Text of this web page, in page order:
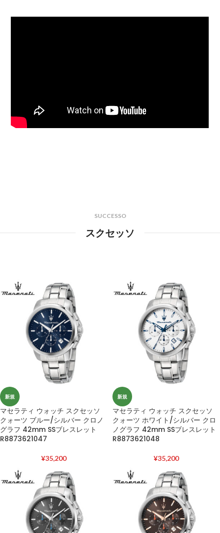
SUCCESSO
スクセッソ
新規
マセラティ ウォッチ スクセッソ
クォーツ ブルー/シルバー クロノ
グラフ 42mm SSブレスレット
R8873621047
¥35,200
新規
マセラティ ウォッチ スクセッソ
クォーツ ホワイト/シルバー クロ
ノグラフ 42mm SSブレスレット
R8873621048
¥35,200